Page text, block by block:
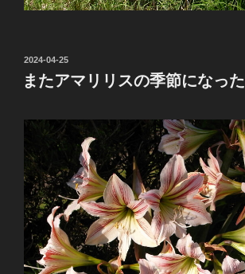
投
稿
日:
2024-04-25
またアマリリスの季節になった